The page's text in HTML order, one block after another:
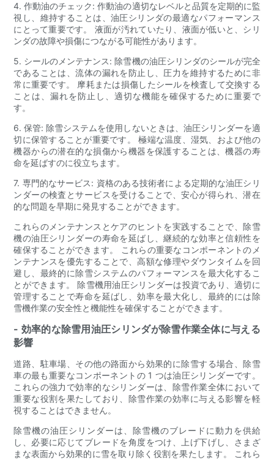
4. 作動油のチェック: 作動油の適切なレベルと品質を定期的に監
視し、維持することは、油圧シリンダの最適なパフォーマンス
にとって重要です。 液面が汚れていたり、液面が低いと、シリ
ンダの故障や損傷につながる可能性があります。
5. シールのメンテナンス: 除雪機の油圧シリンダのシールが完全
であることは、流体の漏れを防止し、圧力を維持するために非
常に重要です。 摩耗または損傷したシールを検査して交換する
ことは、漏れを防止し、適切な機能を確保するために重要で
す。
6. 保管: 除雪システムを使用しないときは、油圧シリンダーを適
切に保管することが重要です。 極端な温度、湿気、および他の
機器からの潜在的な損傷から機器を保護することは、機器の寿
命を延ばすのに役立ちます。
7. 専門的なサービス: 資格のある技術者による定期的な油圧シリ
ンダーの検査とサービスを受けることで、安心が得られ、潜在
的な問題を早期に発見することができます。
これらのメンテナンスとケアのヒントを実践することで、除雪
機の油圧シリンダーの寿命を延ばし、継続的な効率と信頼性を
確保することができます。 これらの重要なコンポーネントのメ
ンテナンスを優先することで、高額な修理やダウンタイムを回
避し、最終的に除雪システムのパフォーマンスを最大化するこ
とができます。 除雪機用油圧シリンダーは投資であり、適切に
管理することで寿命を延ばし、効率を最大化し、最終的には除
雪機作業の安全性と機能性を確保することができます。
- 効率的な除雪用油圧シリンダが除雪作業全体に与える
影響
道路、駐車場、その他の路面から効果的に除雪する場合、除雪
車の最も重要なコンポーネントの 1 つは油圧シリンダーです。
これらの強力で効率的なシリンダーは、除雪作業全体において
重要な役割を果たしており、除雪作業の効率に与える影響を軽
視することはできません。
除雪機の油圧シリンダーは、除雪機のブレードに動力を供給
し、必要に応じてブレードを角度をつけ、上げ下げし、さまざ
まな表面から効果的に雪を取り除く役割を果たします。 これら